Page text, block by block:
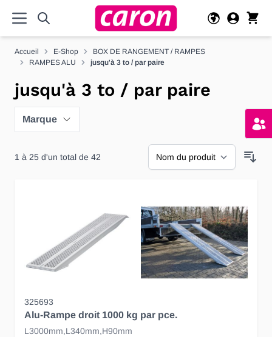
Accueil E-Shop
BOX DE RANGEMENT / RAMPES
RAMPES ALU
jusqu'à 3 to / par paire
jusqu'à 3 to / par paire
Marque
1 à 25 d'un total de 42
325693
Alu-Rampe droit 1000 kg par pce.
L3000mm,L340mm,H90mm